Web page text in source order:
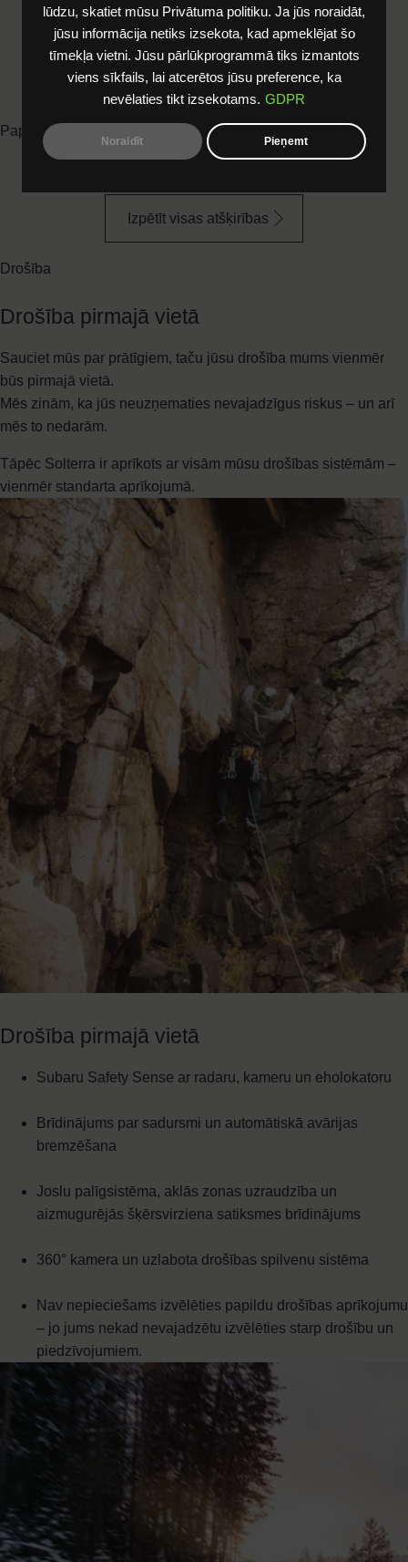
lūdzu, skatiet mūsu Privātuma politiku. Ja jūs noraidāt,
jūsu informācija netiks izsekota, kad apmeklējat šo
tīmekļa vietni. Jūsu pārlūkprogrammā tiks izmantots
viens sīkfails, lai atcerētos jūsu preference, ka
nevēlaties tikt izsekotams. GDPR
Noraidīt Pieņemt